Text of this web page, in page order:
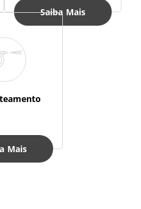
Saiba Mais
Mais